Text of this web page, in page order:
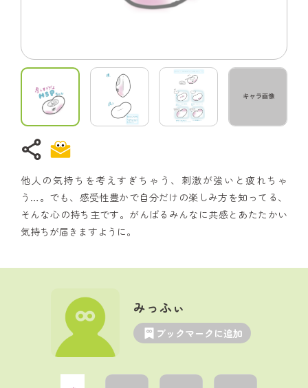
share
他人の気持ちを考えすぎちゃう、刺激が強いと疲れちゃ
う…。でも、感受性豊かで自分だけの楽しみ方を知ってる、
そんな心の持ち主です。がんばるみんなに共感とあたたかい
気持ちが届きますように。
みっふぃ
ブックマークに追加